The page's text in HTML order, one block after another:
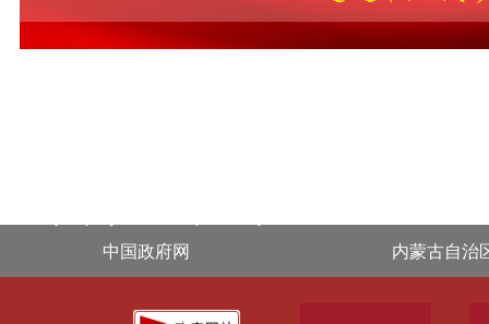
中国政府网
内蒙古自治